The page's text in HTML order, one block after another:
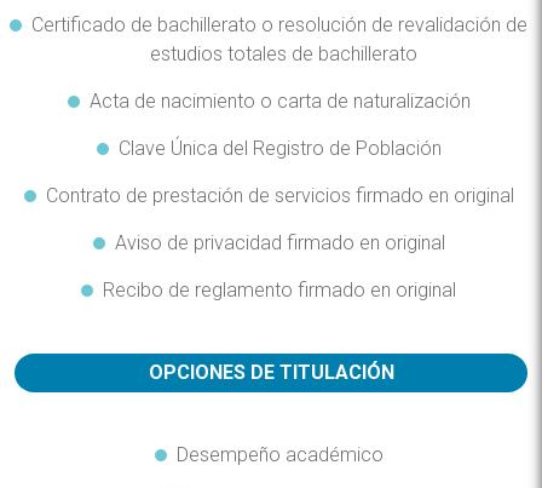
Certificado de bachillerato o resolución de revalidación de
estudios totales de bachillerato
Acta de nacimiento o carta de naturalización
Clave Única del Registro de Población
Contrato de prestación de servicios firmado en original
Aviso de privacidad firmado en original
Recibo de reglamento firmado en original
OPCIONES DE TITULACIÓN
Desempeño académico